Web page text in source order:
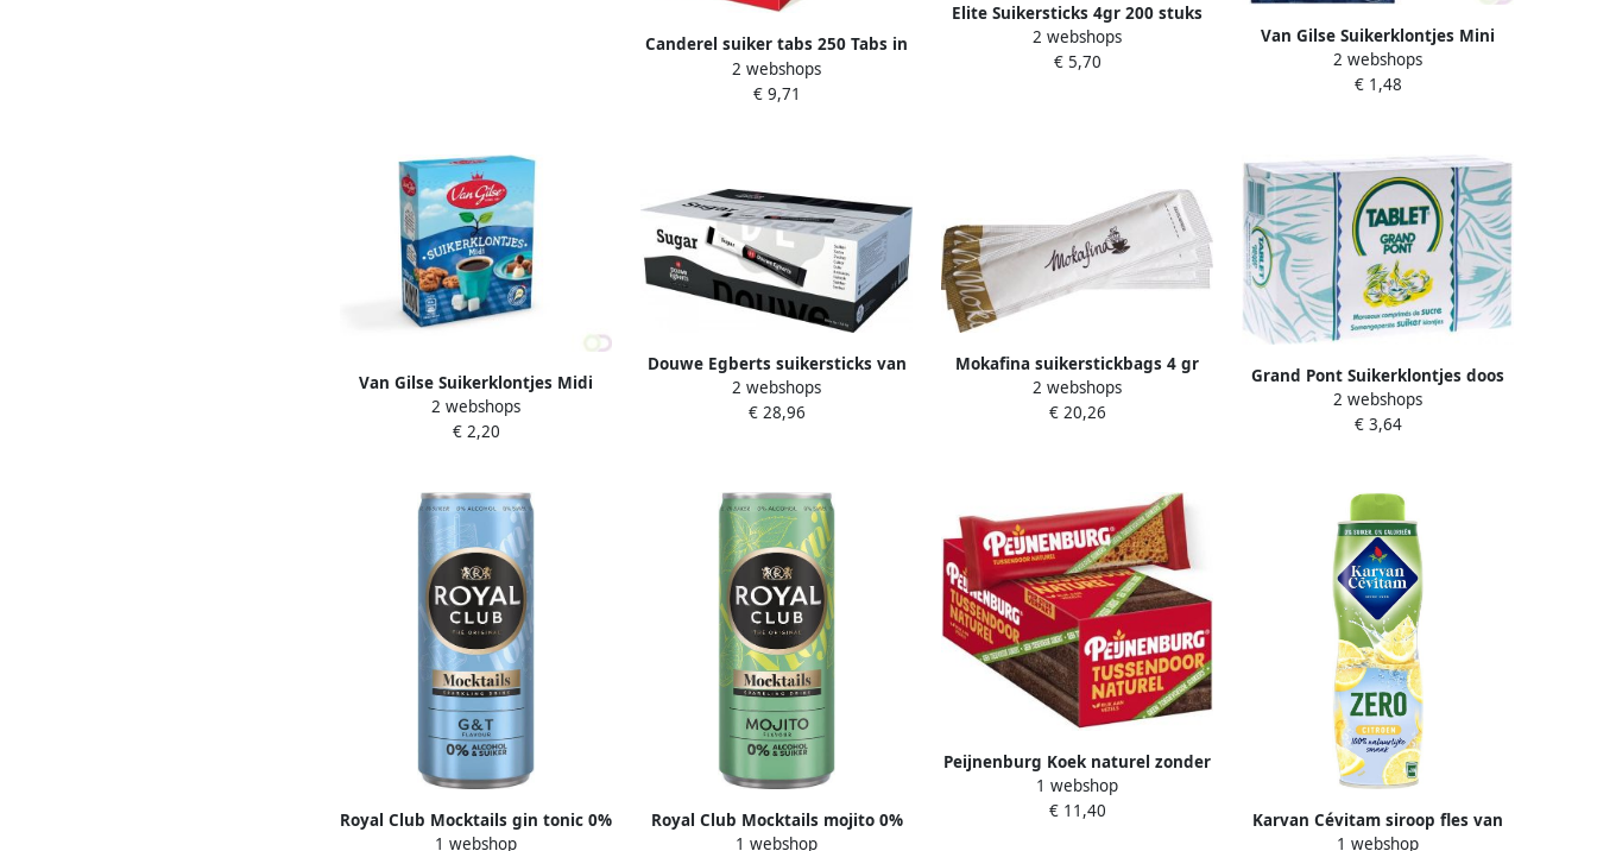
Canderel suiker tabs 250 Tabs in
individuele zakjes 250 X 85 mg
tablet
2 webshops
€ 9,71
Elite Suikersticks 4gr 200 stuks
2 webshops
€ 5,70
Van Gilse Suikerklontjes Mini
500gram
2 webshops
€ 1,48
Van Gilse Suikerklontjes Midi
750gram
2 webshops
€ 2,20
Douwe Egberts suikersticks van
4 g doos van 900 stuks
2 webshops
€ 28,96
Mokafina suikerstickbags 4 gr
doos van 1000 stuks
2 webshops
€ 20,26
Grand Pont Suikerklontjes doos
van 1 kg
2 webshops
€ 3,64
Royal Club Mocktails gin tonic 0%
suiker en alcohol blik 250 ml
1 webshop
Royal Club Mocktails mojito 0%
suiker en alcohol blik 250 ml
1 webshop
Peijnenburg Koek naturel zonder
toegevoegde suiker 27 gram
1 webshop
€ 11,40
Karvan Cévitam siroop fles van
60 cl 0% suiker citroen
1 webshop